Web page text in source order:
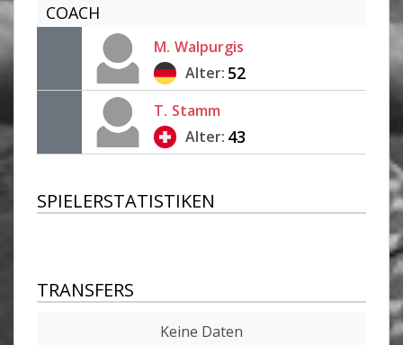
COACH
M. Walpurgis
Alter: 52
T. Stamm
Alter: 43
SPIELERSTATISTIKEN
TRANSFERS
Keine Daten